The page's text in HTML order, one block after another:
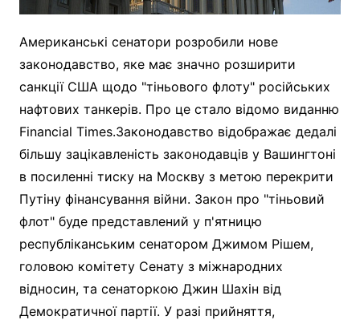
Американські сенатори розробили нове
законодавство, яке має значно розширити
санкції США щодо "тіньового флоту" російських
нафтових танкерів. Про це стало відомо виданню
Financial Times.Законодавство відображає дедалі
більшу зацікавленість законодавців у Вашингтоні
в посиленні тиску на Москву з метою перекрити
Путіну фінансування війни. Закон про "тіньовий
флот" буде представлений у п'ятницю
республіканським сенатором Джимом Рішем,
головою комітету Сенату з міжнародних
відносин, та сенаторкою Джин Шахін від
Демократичної партії. У разі прийняття,